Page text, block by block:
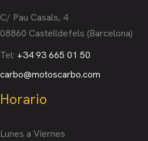
C/ Pau Casals, 4
08860 Castelldefels (Barcelona)
Tel: +34 93 665 01 50
carbo@motoscarbo.com
Horario
Lunes a Viernes